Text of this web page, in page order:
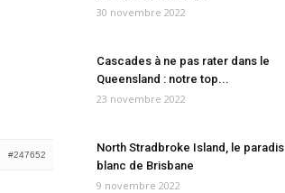
#247652
30 novembre 2022
Cascades à ne pas rater dans le
Queensland : notre top...
23 novembre 2022
North Stradbroke Island, le paradis
blanc de Brisbane
9 novembre 2022